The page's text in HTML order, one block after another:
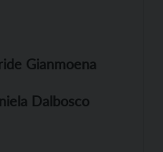
Gianmoena
Dalbosco